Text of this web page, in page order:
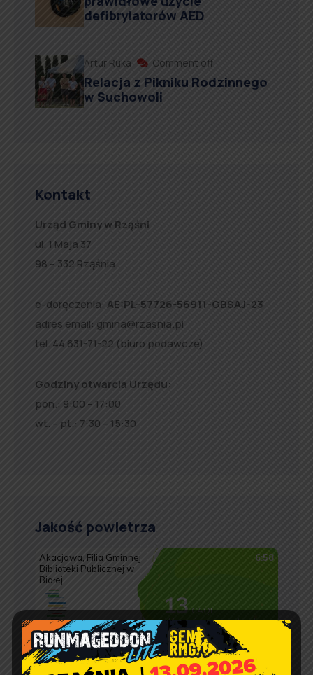
defibrylatorów AED
Artur Ruka Comment off
Relacja z Pikniku Rodzinnego
w Suchowoli
Kontakt
Urząd Gminy w Rząśni
ul. 1 Maja 37
98 – 332 Rząśnia
e-doręczenia: AE:PL-57726-56911-GBSAJ-23
adres email: gmina@rzasnia.pl
tel. 44 631-71-22 (biuro podawcze)
Godziny otwarcia Urzędu:
pon.: 9:00 – 17:00
wt. – pt.: 7:30 – 15:30
Jakość powietrza